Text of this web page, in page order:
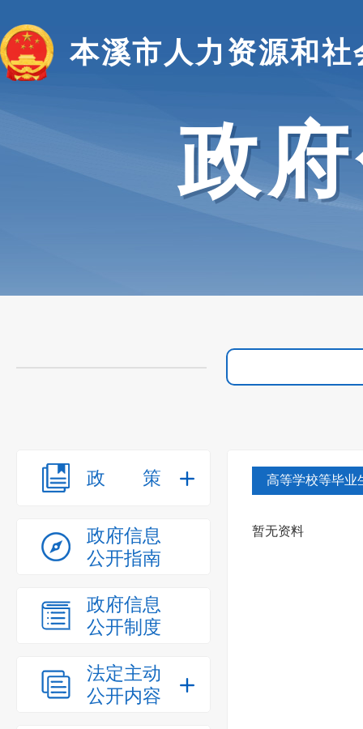
本溪市人力资源和社
政
政策
政府信息
公开指南
政府信息
公开制度
法定主动
公开内容
高等学校等毕业
暂无资料